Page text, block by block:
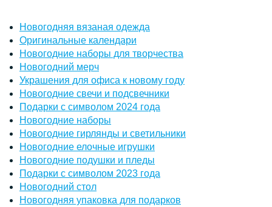
Новогодняя вязаная одежда
Оригинальные календари
Новогодние наборы для творчества
Новогодний мерч
Украшения для офиса к новому году
Новогодние свечи и подсвечники
Подарки с символом 2024 года
Новогодние наборы
Новогодние гирлянды и светильники
Новогодние елочные игрушки
Новогодние подушки и пледы
Подарки с символом 2023 года
Новогодний стол
Новогодняя упаковка для подарков